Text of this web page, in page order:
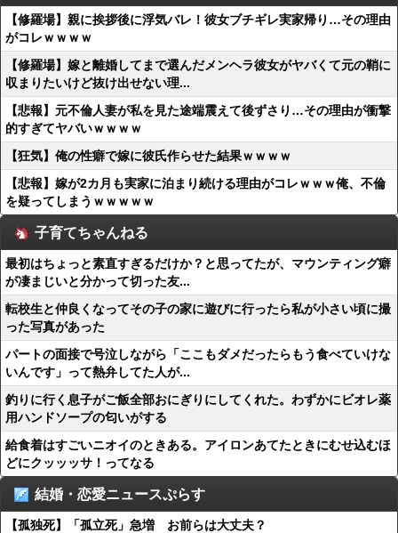
【修羅場】親に挨拶後に浮気バレ！彼女ブチギレ実家帰り…その理由
がコレｗｗｗｗ
【修羅場】嫁と離婚してまで選んだメンヘラ彼女がヤバくて元の鞘に
収まりたいけど抜け出せない理...
【悲報】元不倫人妻が私を見た途端震えて後ずさり…その理由が衝撃
的すぎてヤバいｗｗｗｗ
【狂気】俺の性癖で嫁に彼氏作らせた結果ｗｗｗｗ
【悲報】嫁が2カ月も実家に泊まり続ける理由がコレｗｗｗ俺、不倫
を疑ってしまうｗｗｗｗｗ
子育てちゃんねる
最初はちょっと素直すぎるだけか？と思ってたが、マウンティング癖
が凄まじいと分かって切った友...
転校生と仲良くなってその子の家に遊びに行ったら私が小さい頃に撮
った写真があった
パートの面接で号泣しながら「ここもダメだったらもう食べていけな
いんです」って熱弁してた人が...
釣りに行く息子がご飯全部おにぎりにしてくれた。わずかにビオレ薬
用ハンドソープの匂いがする
給食着はすごいニオイのときある。アイロンあてたときにむせ込むほ
どにクッッッサ！ってなる
結婚・恋愛ニュースぷらす
【孤独死】「孤立死」急増 お前らは大丈夫？